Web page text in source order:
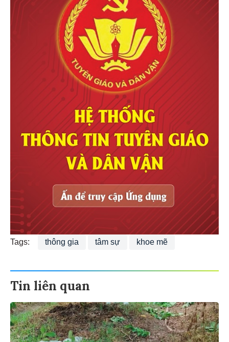
Tags: thông gia tâm sự khoe mẽ
Tin liên quan